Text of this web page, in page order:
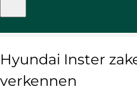
Hyundai Inster
verkennen